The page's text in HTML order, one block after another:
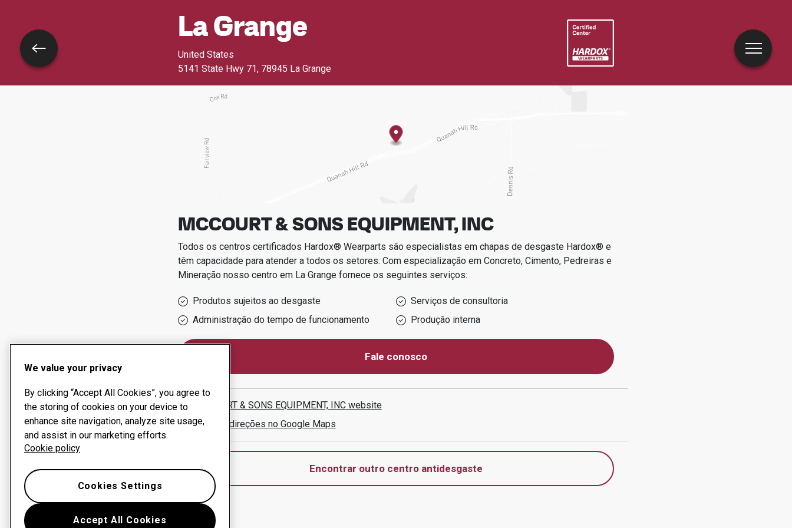
La Grange
United States
5141 State Hwy 71, 78945 La Grange
MCCOURT & SONS EQUIPMENT, INC
Todos os centros certificados Hardox® Wearparts são especialistas em chapas de desgaste Hardox® e
têm capacidade para atender a todos os setores. Com especialização em Concreto, Cimento, Pedreiras e
Mineração nosso centro em La Grangefornece os seguintes serviços:
Produtos sujeitos ao desgaste
Serviços de consultoria
Administração do tempo de funcionamento
Produção interna
Fale conosco
MCCOURT & SONS EQUIPMENT, INC website
Mostrar direções no Google Maps
Encontrar outro centro antidesgaste
Voltar
We value your privacy
By clicking “Accept All Cookies”, you agree to
the storing of cookies on your device to
enhance site navigation, analyze site usage,
and assist in our marketing efforts.
Cookie policy
Accept All Cookies
Cookies Settings